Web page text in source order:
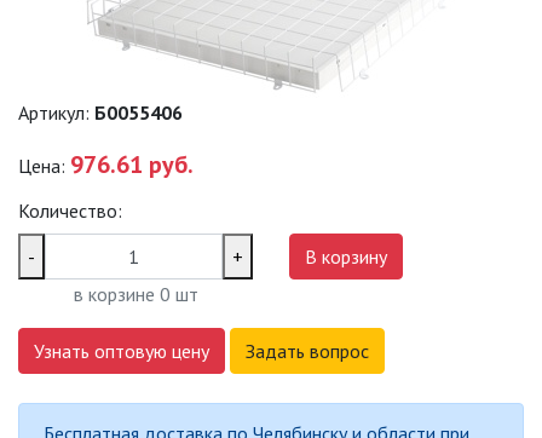
ТЕРМОСТОЙКИЕ СВЕТИЛЬНИКИ
ОФИСНЫЕ ПОДВЕСНЫЕ
ФОНАРИ
СВЕТИЛЬНИКИ
Артикул: Б0055406
Цена: 976.61 руб.
Количество:
-
+
в корзине 0 шт
В корзину
Узнать оптовую цену Задать вопрос
Бесплатная доставка по Челябинску и области при